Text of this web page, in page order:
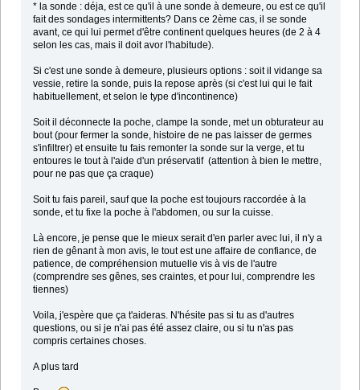
* la sonde : déja, est ce qu'il à une sonde à demeure, ou est ce qu'il
fait des sondages intermittents? Dans ce 2ème cas, il se sonde
avant, ce qui lui permet d'être continent quelques heures (de 2 à 4
selon les cas, mais il doit avor l'habitude).
Si c'est une sonde à demeure, plusieurs options : soit il vidange sa
vessie, retire la sonde, puis la repose après (si c'est lui qui le fait
habituellement, et selon le type d'incontinence)
Soit il déconnecte la poche, clampe la sonde, met un obturateur au
bout (pour fermer la sonde, histoire de ne pas laisser de germes
s'infiltrer) et ensuite tu fais remonter la sonde sur la verge, et tu
entoures le tout à l'aide d'un préservatif (attention à bien le mettre,
pour ne pas que ça craque)
Soit tu fais pareil, sauf que la poche est toujours raccordée à la
sonde, et tu fixe la poche à l'abdomen, ou sur la cuisse.
Là encore, je pense que le mieux serait d'en parler avec lui, il n'y a
rien de gênant à mon avis, le tout est une affaire de confiance, de
patience, de compréhension mutuelle vis à vis de l'autre
(comprendre ses gênes, ses craintes, et pour lui, comprendre les
tiennes)
Voila, j'espère que ça t'aideras. N'hésite pas si tu as d'autres
questions, ou si je n'ai pas été assez claire, ou si tu n'as pas
compris certaines choses.
A plus tard